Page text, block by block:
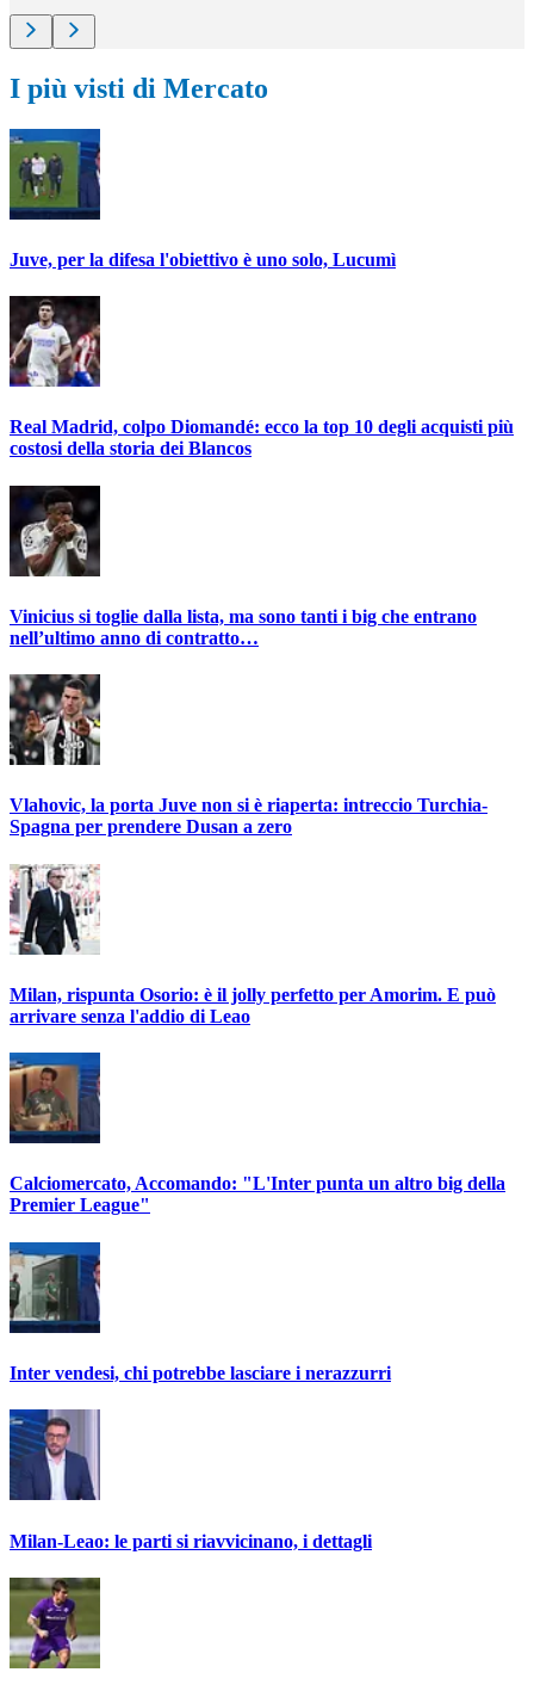
I più visti di Mercato
Juve, per la difesa l'obiettivo è uno solo, Lucumì
Real Madrid, colpo Diomandé: ecco la top 10 degli acquisti più
costosi della storia dei Blancos
Vinicius si toglie dalla lista, ma sono tanti i big che entrano
nell’ultimo anno di contratto…
Vlahovic, la porta Juve non si è riaperta: intreccio Turchia-
Spagna per prendere Dusan a zero
Milan, rispunta Osorio: è il jolly perfetto per Amorim. E può
arrivare senza l'addio di Leao
Calciomercato, Accomando: "L'Inter punta un altro big della
Premier League"
Inter vendesi, chi potrebbe lasciare i nerazzurri
Milan-Leao: le parti si riavvicinano, i dettagli